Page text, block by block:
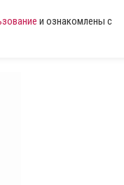
и ознакомлены с